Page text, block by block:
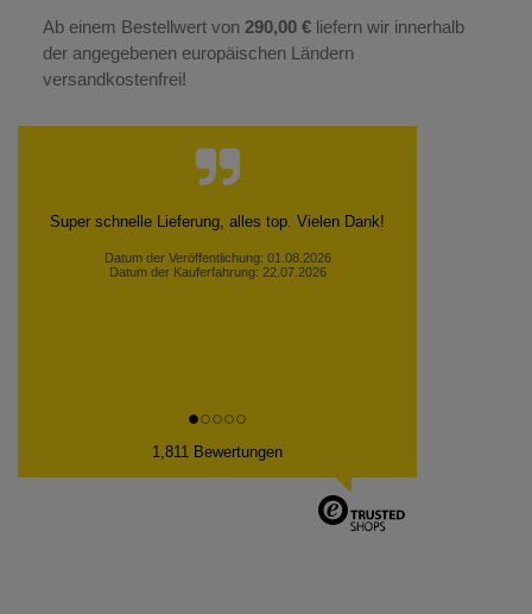
Ab einem Bestellwert von 290,00 € liefern wir innerhalb
der angegebenen europäischen Ländern
versandkostenfrei!
Super schnelle Lieferung, alles top. Vielen Dank!
Datum der Veröffentlichung: 01.08.2026
Datum der Kauferfahrung: 22.07.2026
1,811 Bewertungen